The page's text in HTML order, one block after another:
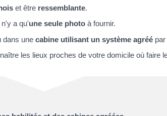
et être ressemblante.
a qu'une seule photo à fournir.
dans une cabine utilisant un système agréé
les lieux proches de votre domicile où faire